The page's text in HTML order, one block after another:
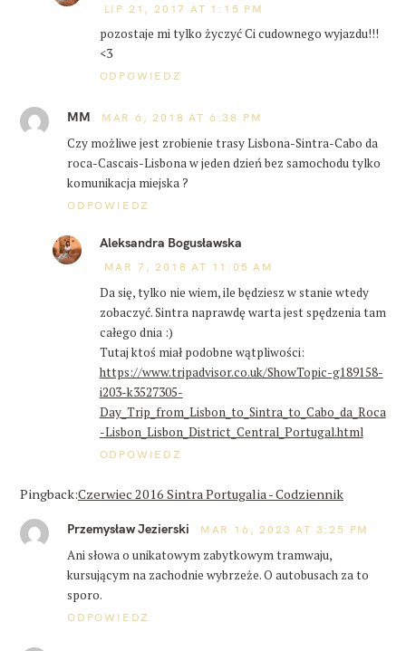
LIP 21, 2017 AT 1:15 PM
pozostaje mi tylko życzyć Ci cudownego wyjazdu!!!
<3
ODPOWIEDZ
MM MAR 6, 2018 AT 6:38 PM
Czy możliwe jest zrobienie trasy Lisbona-Sintra-Cabo da
roca-Cascais-Lisbona w jeden dzień bez samochodu tylko
komunikacja miejska ?
ODPOWIEDZ
Aleksandra Bogusławska
MAR 7, 2018 AT 11:05 AM
Da się, tylko nie wiem, ile będziesz w stanie wtedy
zobaczyć. Sintra naprawdę warta jest spędzenia tam
całego dnia :)
Tutaj ktoś miał podobne wątpliwości:
https://www.tripadvisor.co.uk/ShowTopic-g189158-
i203-k3527305-
Day_Trip_from_Lisbon_to_Sintra_to_Cabo_da_Roca
-Lisbon_Lisbon_District_Central_Portugal.html
ODPOWIEDZ
Pingback:Czerwiec 2016 Sintra Portugalia - Codziennik
Przemysław Jezierski MAR 16, 2023 AT 3:25 PM
Ani słowa o unikatowym zabytkowym tramwaju,
kursującym na zachodnie wybrzeże. O autobusach za to
sporo.
ODPOWIEDZ